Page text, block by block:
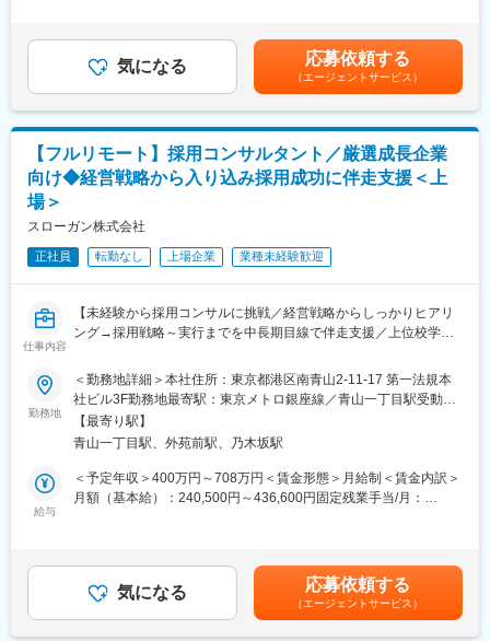
フルリモート・フレックスタイム制。平均残業10時間／月。有給
は1時間単位で取得可。
■想定されるキャリアパス
コンサルタント→マネージャー→事業責任者、新規事業推進など
幅広いキャリアが描けます。
■企業の特徴／魅力
気通貫でチャレンジングな環境です。
・リモート可能なため地方在住者＆移転予定者でも大歓迎
・給与水準も現年収の100～200万円UPも可能
変更の範囲：会社の定める業務
・発電設備等の固定資産管理、減価償却
・プロジェクト単位での収支管理
・税理士法人との折衝・資料作成
・再エネ関連の税制優遇の適用検討
＜SPC関連業務（キャリアに応じて）＞
・出資者向け資料の作成支援
＜その他＞
中心）
・業務フロー整備、効率化推進
・監査対応など
約20名
※20代～30代中心の組織で、会計・税務業務を担当しています
・市場価値の高いスキルが身につく環境
（2） 一括受託モデルで上流まで関われる
・SPCの設立～運営～税務申告までワンストップで提供
齢、経験を考慮の上、決定します。※賞与あり（年最大3回、2ヶ
月分、業績に応じて支給）賃金はあくまでも目安の金額であり、
選考を通じて上下する可能性があります。月給(月額)は固定手当を
含めた表記です。
気になる 応募依頼する
（エージェントサービス）
【フルリモート】採用コンサルタント／厳選成長企業
向け◆経営戦略から入り込み採用成功に伴走支援＜上
場＞
スローガン株式会社
正社員 転勤なし 上場企業 業種未経験歓迎
仕事内容
【未経験から採用コンサルに挑戦／経営戦略からしっかりヒアリ
ング→採用戦略～実行までを中長期目線で伴走支援／上位校学生
■業務内容：
厳選成長企業の採用コンサル担当として、採用戦略立案～ディレ
クション・実行までを一貫して担当いただきます。
年間を通じてクライアントの経営者・経営チームにとって信頼で
きるパートナーとなるべく、ヒューマンキャピタル分野における
知見とノウハウを蓄積していき、価値を提供する仕事です。
度が大きく、将来の幹部候補としての採用を検討する企業も多い
です。
その為ただ数字を追うのではなく、本当に企業にとって意味のあ
勤務地
＜勤務地詳細＞本社住所：東京都港区南青山2-11-17 第一法規本
社ビル3F勤務地最寄駅：東京メトロ銀座線／青山一丁目駅受動喫
煙対策：敷地内全面禁煙変更の範囲：会社の定める事業所（リモ
ートワーク含む）
【最寄り駅】
青山一丁目駅、外苑前駅、乃木坂駅
給与
＜予定年収＞400万円～708万円＜賃金形態＞月給制＜賃金内訳＞
月額（基本給）：240,500円～436,600円固定残業手当/月：
給与詳細は経験・能力・前職給与等を踏まえて決定賃金はあくま
でも目安の金額であり、選考を通じて上下する可能性がありま
す。月給(月額)は固定手当を含めた表記です。
気になる 応募依頼する
（エージェントサービス）